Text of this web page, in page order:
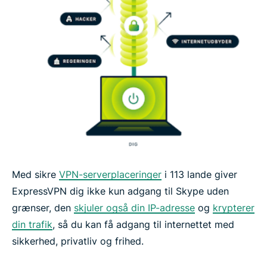
Med sikre VPN-serverplaceringer i 113 lande giver
ExpressVPN dig ikke kun adgang til Skype uden
grænser, den skjuler også din IP-adresse og krypterer
din trafik, så du kan få adgang til internettet med
sikkerhed, privatliv og frihed.